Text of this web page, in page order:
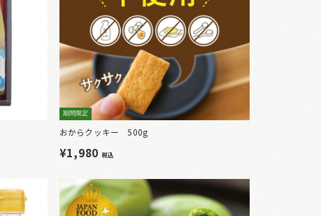
期間限定
おからクッキー 500g
¥1,980 税込